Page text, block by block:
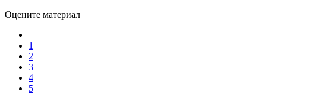
Оцените материал
1
2
3
4
5